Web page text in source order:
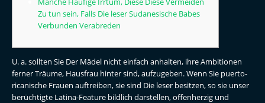
Zu tun sein, Falls Die leser Sudanesische Babes
Verbunden Verabreden
U. a. sollten Sie Der Mädel nicht einfach anhalten, ihre Ambitionen
ferner Träume, Hausfrau hinter sind, aufzugeben. Wenn Sie puerto-
ricanische Frauen auftreiben, sie sind Die leser besitzen, so sie unser
berüchtigte Latina-Feature bildlich darstellen, offenherzig und